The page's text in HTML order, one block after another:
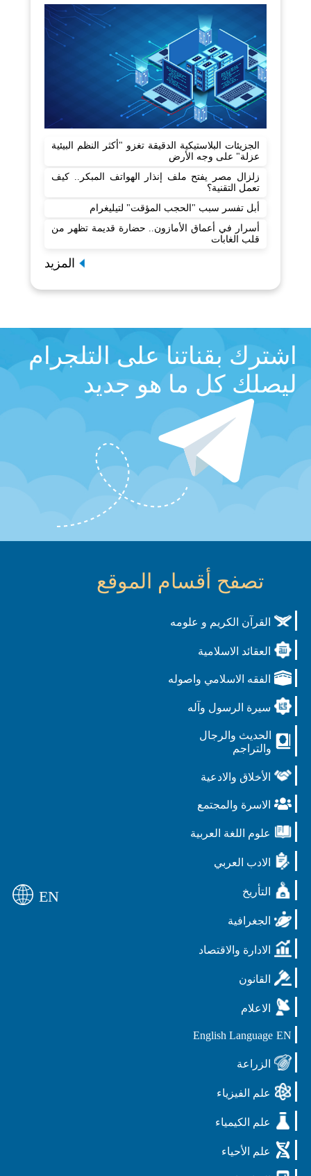
الجزيئات البلاستيكية الدقيقة تغزو "أكثر النظم البيئية
عزلة" على وجه الأرض
زلزال مصر يفتح ملف إنذار الهواتف المبكر.. كيف
تعمل التقنية؟
أبل تفسر سبب "الحجب المؤقت" لتيليغرام
أسرار في أعماق الأمازون.. حضارة قديمة تظهر من
قلب الغابات
المزيد
اشترك بقناتنا على التلجرام
ليصلك كل ما هو جديد
تصفح أقسام الموقع
القرآن الكريم و علومه
العقائد الاسلامية
الفقه الاسلامي واصوله
سيرة الرسول وآله
الحديث والرجال
والتراجم
الأخلاق والادعية
الاسرة والمجتمع
علوم اللغة العربية
الادب العربي
التأريخ
الجغرافية
الادارة والاقتصاد
القانون
الاعلام
EN
English Language
الزراعة
علم الفيزياء
علم الكيمياء
علم الأحياء
EN